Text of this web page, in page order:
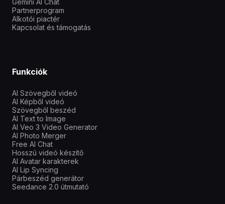
Gemini AI Chat
Partnerprogram
Alkotói piactér
Kapcsolat és támogatás
Funkciók
AI Szövegből videó
AI Képből videó
Szövegből beszéd
AI Text to Image
AI Veo 3 Video Generator
AI Photo Merger
Free AI Chat
Hosszú videó készítő
AI Avatar karakterek
AI Lip Syncing
Párbeszéd generátor
Seedance 2.0 útmutató